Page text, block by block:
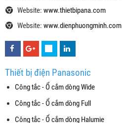
Website: www.thietbipana.com
Website: www.dienphuongminh.com
Thiết bị điện Panasonic
Công tắc - Ổ cắm dòng Wide
Công tắc - Ổ cắm dòng Full
Công tắc - Ổ cắm dòng Halumie